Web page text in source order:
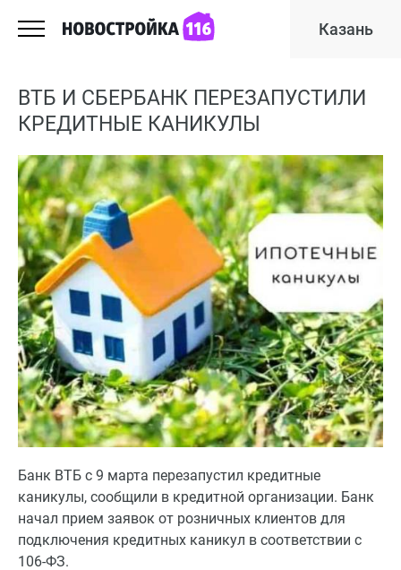
Казань
ВТБ И СБЕРБАНК ПЕРЕЗАПУСТИЛИ
КРЕДИТНЫЕ КАНИКУЛЫ
Банк ВТБ с 9 марта перезапустил кредитные
каникулы, сообщили в кредитной организации. Банк
начал прием заявок от розничных клиентов для
подключения кредитных каникул в соответствии с
106-ФЗ.